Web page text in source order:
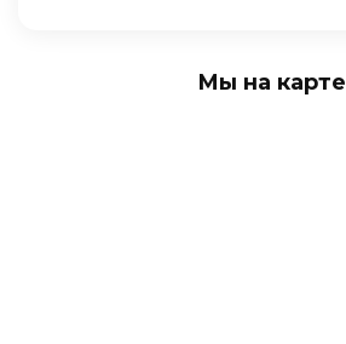
Мы на карте